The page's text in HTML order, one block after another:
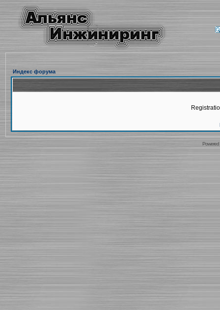
Индекс форума